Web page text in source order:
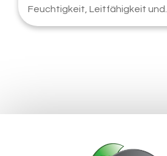
Feuchtigkeit, Leitfähigkeit und...